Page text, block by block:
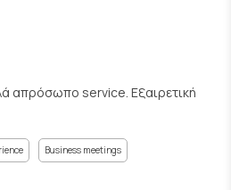
απρόσωπο service. Εξαιρετική
Business meetings